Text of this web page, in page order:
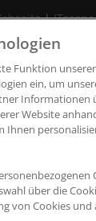
|
von
Funktion
ein, um
Informationen
Website
Ihnen
über die
von Cookies